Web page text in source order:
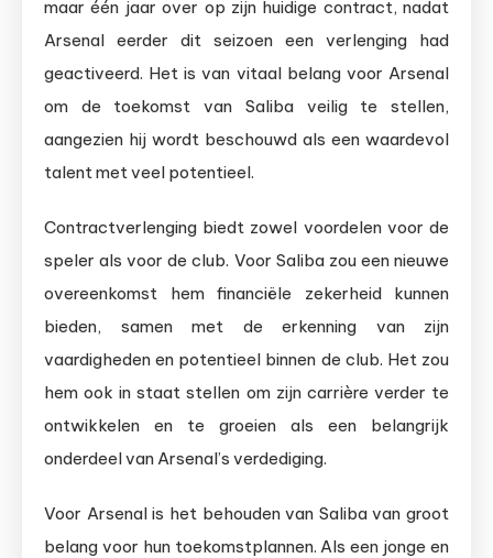
maar één jaar over op zijn huidige contract, nadat
Arsenal eerder dit seizoen een verlenging had
geactiveerd. Het is van vitaal belang voor Arsenal
om de toekomst van Saliba veilig te stellen,
aangezien hij wordt beschouwd als een waardevol
talent met veel potentieel.
Contractverlenging biedt zowel voordelen voor de
speler als voor de club. Voor Saliba zou een nieuwe
overeenkomst hem financiële zekerheid kunnen
bieden, samen met de erkenning van zijn
vaardigheden en potentieel binnen de club. Het zou
hem ook in staat stellen om zijn carrière verder te
ontwikkelen en te groeien als een belangrijk
onderdeel van Arsenal’s verdediging.
Voor Arsenal is het behouden van Saliba van groot
belang voor hun toekomstplannen. Als een jonge en